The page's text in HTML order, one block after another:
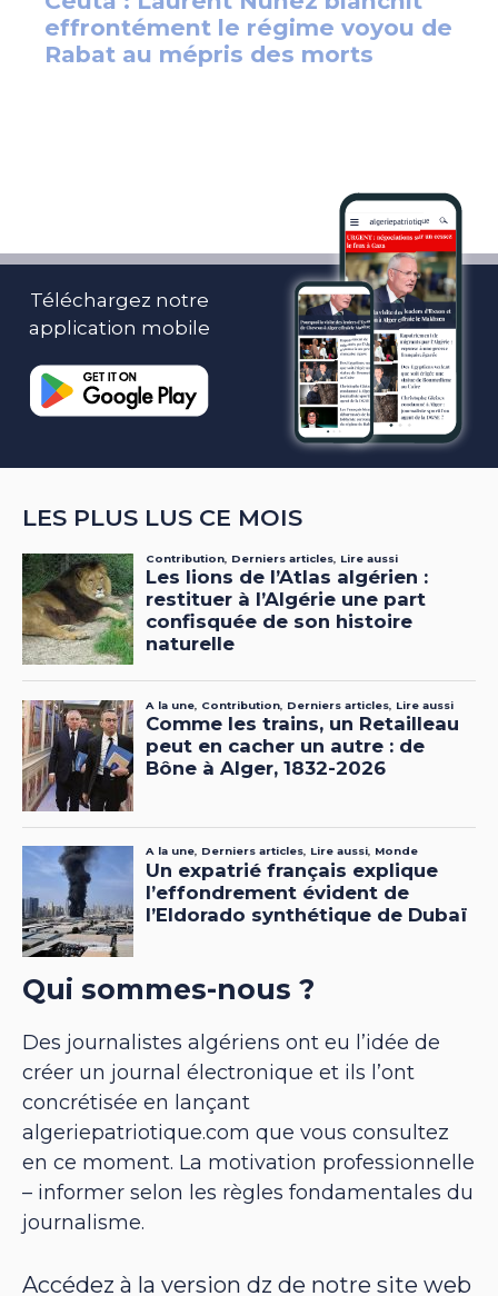
Téléchargez notre
application mobile
LES PLUS LUS CE MOIS
Qui sommes-nous ?
Des journalistes algériens ont eu l’idée de
créer un journal électronique et ils l’ont
concrétisée en lançant
algeriepatriotique.com que vous consultez
en ce moment. La motivation professionnelle
– informer selon les règles fondamentales du
journalisme.
Accédez à la version dz de notre site web